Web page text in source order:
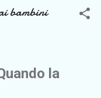
bambini
la